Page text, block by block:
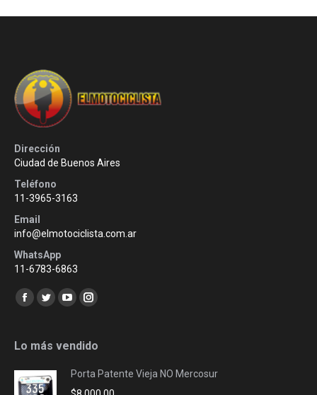
Dirección
Ciudad de Buenos Aires
Teléfono
11-3965-3163
Email
info@elmotociclista.com.ar
WhatsApp
11-6783-6863
Encuéntranos en:
Facebook
opens
new
Twitter
opens
new
YouTube
opens
new
Instagram
opens
new
Lo más vendido
Porta Patente Vieja NO Mercosur